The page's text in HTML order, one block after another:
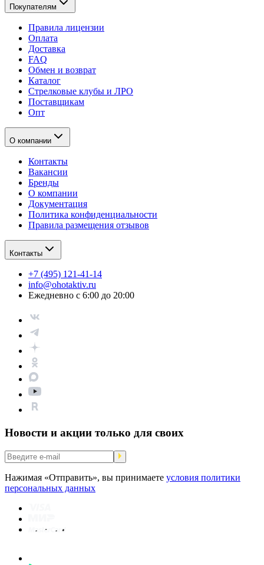
Покупателям
Правила лицензии
Оплата
Доставка
FAQ
Обмен и возврат
Каталог
Стрелковые клубы и ЛРО
Поставщикам
Опт
О компании
Контакты
Вакансии
Бренды
О компании
Документация
Политика конфиденциальности
Правила размещения отзывов
Контакты
+7 (495) 121-41-14
info@ohotaktiv.ru
Ежедневно с 6:00 до 20:00
Новости и акции только для своих
Нажимая «Отправить», вы принимаете условия политики
персональных данных